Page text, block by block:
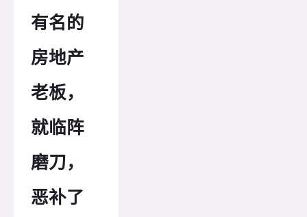
有名的
房地产
老板，
就临阵
磨刀，
恶补了